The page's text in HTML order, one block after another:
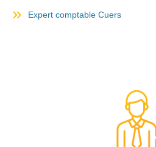
Expert comptable Cuers